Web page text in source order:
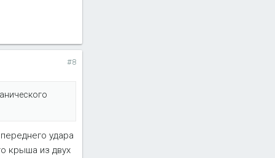
#8
удара
крыша из двух